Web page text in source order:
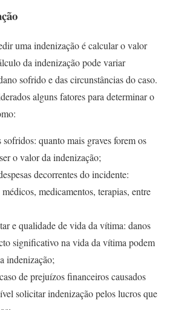
uma indenização é calcular o valor
da indenização pode variar
sofrido e das circunstâncias do caso.
alguns fatores para determinar o
sofridos: quanto mais graves forem os
o valor da indenização;
decorrentes do incidente:
medicamentos, terapias, entre
e qualidade de vida da vítima: danos
significativo na vida da vítima podem
indenização;
de prejuízos financeiros causados
solicitar indenização pelos lucros que